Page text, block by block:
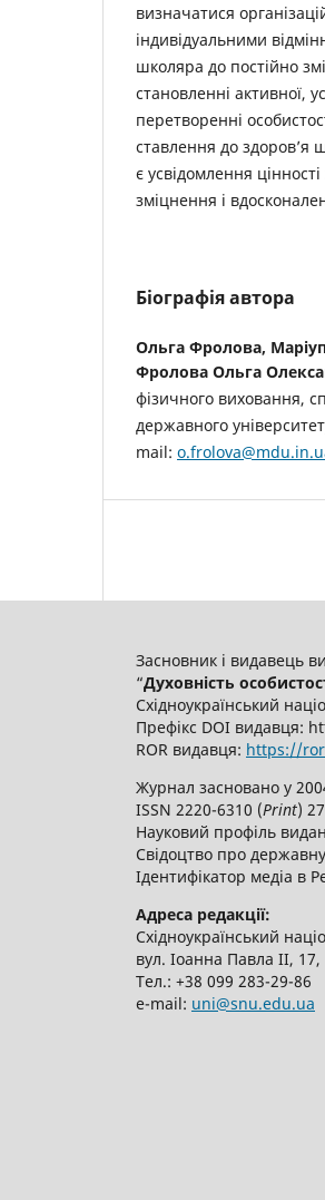
визначатися
індивідуальними
школяра до постійно
становленні активної,
перетворенні
ставлення до здоров’я
є усвідомлення
зміцнення і
Біографія автора
Ольга Фролова,
Фролова Ольга
фізичного виховання,
державного
mail:
Засновник і видавець
“Духовність
Східноукраїнський
Префікс DOI видавця:
ROR видавця: https://
Журнал засновано у
ISSN 2220-6310 (Print)
Науковий профіль
Свідоцтво про
Ідентифікатор медіа в
Адреса редакції:
Східноукраїнський
вул. Іоанна Павла ІІ,
Тел.: +38 099 283-29-86
е-mail: uni@snu.edu.ua